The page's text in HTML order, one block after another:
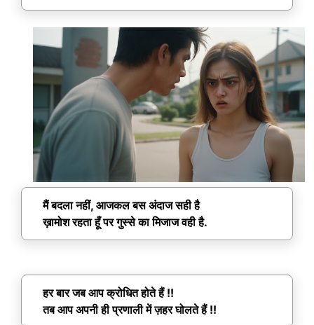
मैं बदला नहीं, आजकल बस अंदाज सही है
ख़ामोश रहता हूँ पर गुस्से का मिजाज वही है.
हर बार जब आप क्रोधित होते हैं !!
तब आप अपनी ही प्रणाली में ज़हर घोलते हैं !!